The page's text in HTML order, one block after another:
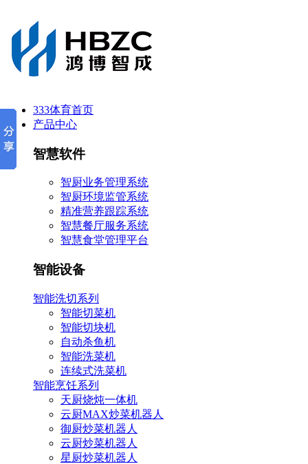
333体育首页
产品中心
智慧软件
智厨业务管理系统
智厨环境监管系统
精准营养跟踪系统
智慧餐厅服务系统
智慧食堂管理平台
智能设备
智能洗切系列
智能切菜机
智能切块机
自动杀鱼机
智能洗菜机
连续式洗菜机
智能烹饪系列
天厨烧炖一体机
云厨MAX炒菜机器人
御厨炒菜机器人
云厨炒菜机器人
星厨炒菜机器人